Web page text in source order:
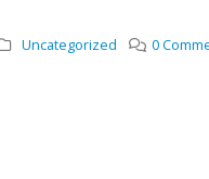
Uncategorized 0